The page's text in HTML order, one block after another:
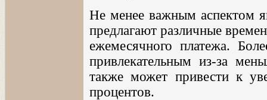
Не менее важным аспектом
предлагают различные
ежемесячного платежа.
привлекательным из-за
также может привести к
процентов.